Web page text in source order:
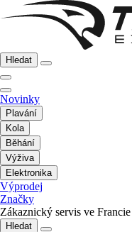
Hledat
Novinky
Plavání
Kola
Běhání
Výživa
Elektronika
Výprodej
Značky
Zákaznický servis ve Francie
Hledat